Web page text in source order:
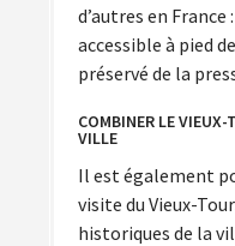
d’autres en
accessible à pied
préservé de la
COMBINER LE VIEUX-
VILLE
Il est également
visite du Vieux-
historiques de la